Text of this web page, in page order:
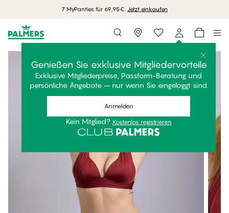
7 MyPanties für 69,95€. Jetzt einkaufen
Storefinder
Genießen Sie exklusive Mitgliedervorteile
Exklusive Mitgliederpreise, Passform-Beratung und
persönliche Angebote – nur wenn Sie eingeloggt sind.
Anmelden
Kein Mitglied? Kostenlos registrieren